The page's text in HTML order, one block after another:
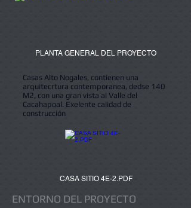
PLANTA GENERAL DEL PROYECTO
Casas Alto Nogales, contienen una
arquitecrtura contemporanea, dedse 140
M2, con una gran vista al Valle del
Cacahapoal. Exelente calidad de
construcción
CASA SITIO 4E-2.PDF
ENTORNO DEL PROYECTO